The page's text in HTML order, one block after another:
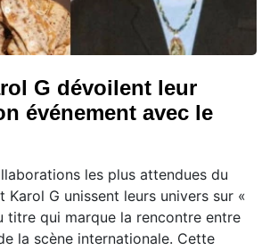
G dévoilent leur
événement avec le
les plus attendues du
Karol G unissent leurs univers sur «
titre qui marque la rencontre entre
la scène internationale. Cette